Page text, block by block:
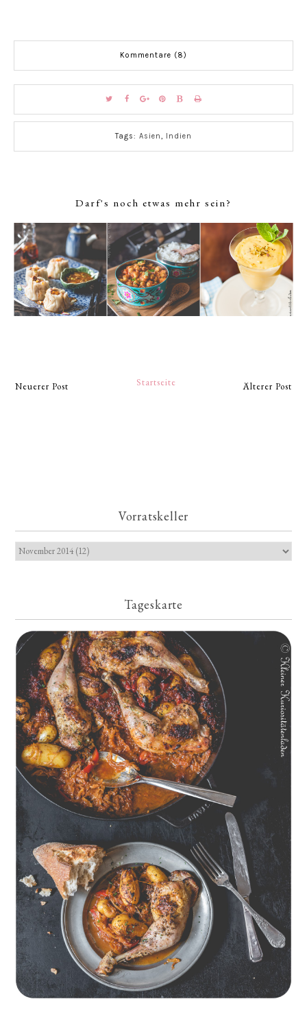
Kommentare (8)
Tags: Asien, Indien
Darf's noch etwas mehr sein?
Neuerer Post Älterer Post
Startseite
Vorratskeller
Tageskarte
Geschmorte Hähnchenschenkel auf Paprikakraut und kleinen
Kartoffeln